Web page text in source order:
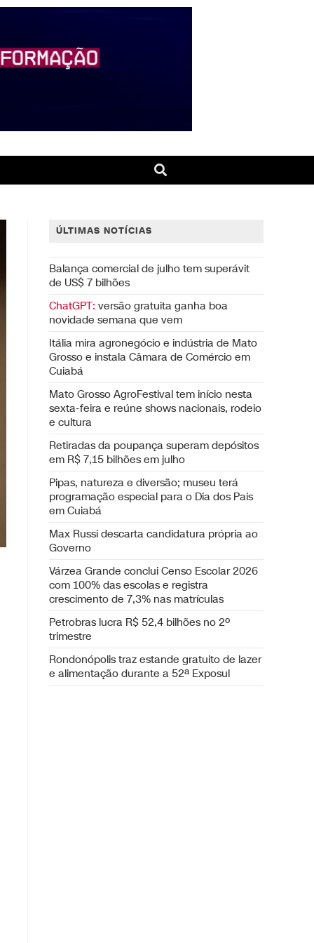
ÚLTIMAS NOTÍCIAS
Balança comercial de julho tem superávit
de US$ 7 bilhões
ChatGPT: versão gratuita ganha boa
novidade semana que vem
Itália mira agronegócio e indústria de Mato
Grosso e instala Câmara de Comércio em
Cuiabá
Mato Grosso AgroFestival tem início nesta
sexta-feira e reúne shows nacionais, rodeio
e cultura
Retiradas da poupança superam depósitos
em R$ 7,15 bilhões em julho
Pipas, natureza e diversão; museu terá
programação especial para o Dia dos Pais
em Cuiabá
Max Russi descarta candidatura própria ao
Governo
Várzea Grande conclui Censo Escolar 2026
com 100% das escolas e registra
crescimento de 7,3% nas matrículas
Petrobras lucra R$ 52,4 bilhões no 2º
trimestre
Rondonópolis traz estande gratuito de lazer
e alimentação durante a 52ª Exposul